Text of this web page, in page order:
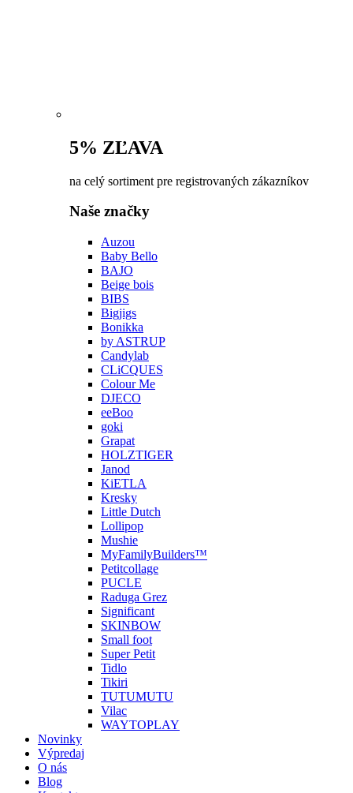
5% ZĽAVA
na celý sortiment pre registrovaných zákazníkov
Naše značky
Auzou
Baby Bello
BAJO
Beige bois
BIBS
Bigjigs
Bonikka
by ASTRUP
Candylab
CLiCQUES
Colour Me
DJECO
eeBoo
goki
Grapat
HOLZTIGER
Janod
KiETLA
Kresky
Little Dutch
Lollipop
Mushie
MyFamilyBuilders™
Petitcollage
PUCLE
Raduga Grez
Significant
SKINBOW
Small foot
Super Petit
Tidlo
Tikiri
TUTUMUTU
Vilac
WAYTOPLAY
Novinky
Výpredaj
O nás
Blog